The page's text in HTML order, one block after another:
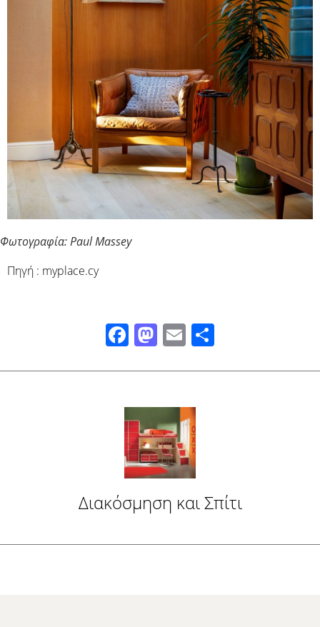
Φωτογραφία: Paul Massey
Πηγή : myplace.cy
Facebook
Mastodon
Email
Διακόσμηση και Σπίτι